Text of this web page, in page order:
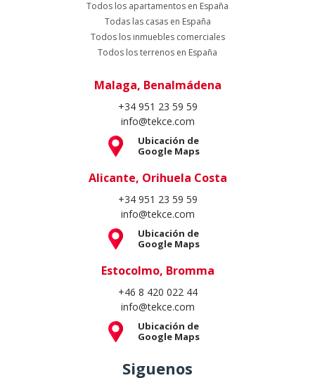
Todos los apartamentos en España
Todas las casas en España
Todos los inmuebles comerciales
Todos los terrenos en España
Malaga, Benalmádena
+34 951 23 59 59
info@tekce.com
Ubicación de
Google Maps
Alicante, Orihuela Costa
+34 951 23 59 59
info@tekce.com
Ubicación de
Google Maps
Estocolmo, Bromma
+46 8 420 022 44
info@tekce.com
Ubicación de
Google Maps
Siguenos